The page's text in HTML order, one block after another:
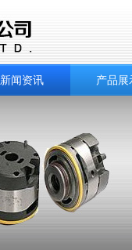
新闻资讯 产品展